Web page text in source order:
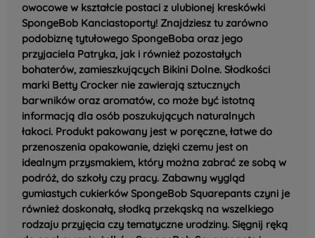
owocowe w kształcie postaci z ulubionej kreskówki
SpongeBob Kanciastoporty! Znajdziesz tu zarówno
podobiznę tytułowego SpongeBoba oraz jego
przyjaciela Patryka, jak i również pozostałych
bohaterów, zamieszkujących Bikini Dolne. Słodkości
marki Betty Crocker nie zawierają sztucznych
barwników oraz aromatów, co może być istotną
informacją dla osób poszukujących naturalnych
łakoci. Produkt pakowany jest w poręczne, łatwe do
przenoszenia opakowanie, dzięki czemu jest on
idealnym przysmakiem, który można zabrać ze sobą w
podróż, do szkoły czy pracy. Zabawny wygląd
gumiastych cukierków SpongeBob Squarepants czyni je
również doskonałą, słodką przekąską na wszelkiego
rodzaju przyjęcia czy tematyczne urodziny. Sięgnij ręką